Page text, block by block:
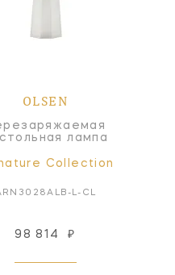
OLSEN
лампа
Collection
L-CL
98 814 ₽